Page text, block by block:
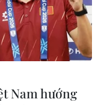
Nam hướng